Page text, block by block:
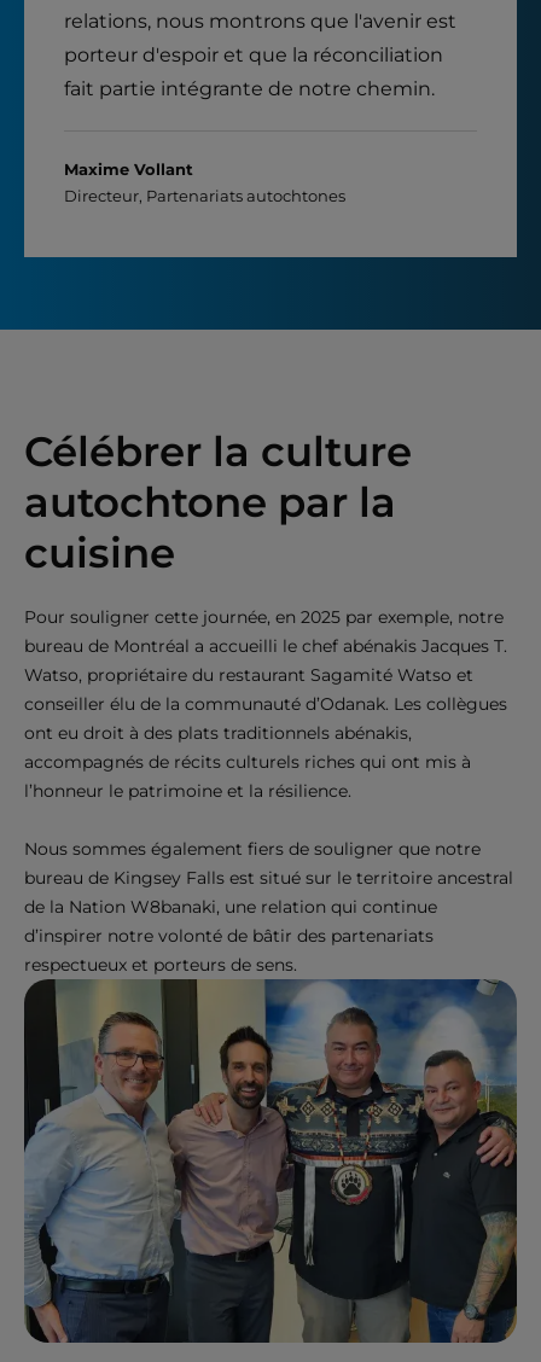
relations, nous montrons que l'avenir est
porteur d'espoir et que la réconciliation
fait partie intégrante de notre chemin.
Maxime Vollant
Directeur, Partenariats autochtones
Célébrer la culture
autochtone par la
cuisine
Pour souligner cette journée, en 2025 par exemple, notre
bureau de Montréal a accueilli le chef abénakis Jacques T.
Watso, propriétaire du restaurant Sagamité Watso et
conseiller élu de la communauté d’Odanak. Les collègues
ont eu droit à des plats traditionnels abénakis,
accompagnés de récits culturels riches qui ont mis à
l’honneur le patrimoine et la résilience.
Nous sommes également fiers de souligner que notre
bureau de Kingsey Falls est situé sur le territoire ancestral
de la Nation W8banaki, une relation qui continue
d’inspirer notre volonté de bâtir des partenariats
respectueux et porteurs de sens.